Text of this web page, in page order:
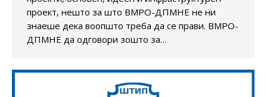
проект, нешто за што ВМРО-ДПМНЕ не ни
знаеше дека воопшто треба да се прави. ВМРО-
ДПМНЕ да одговори зошто за…